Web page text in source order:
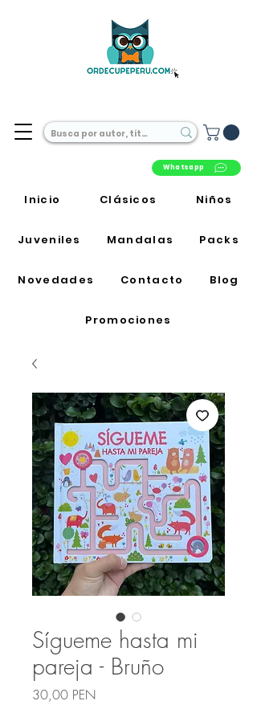
Whatsapp
Inicio Clásicos Niños
Juveniles Mandalas Packs
Novedades Contacto Blog
Promociones
Sígueme hasta mi
pareja - Bruño
30,00 PENPrecio